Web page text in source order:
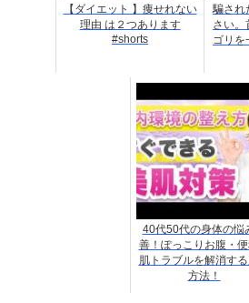
【ダイエット 】痩せれない
理由 は２つあります
#shorts
騙され
さい。
ゴリを
40代50代の身体の悩
善！ぽっこりお腹・便
肌トラブルを解消す
方法！